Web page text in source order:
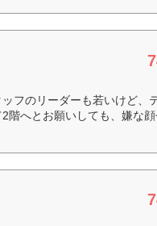
フのリーダーも若いけど、
階へとお願いしても、嫌な